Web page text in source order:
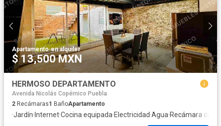
Apartamento·en alquiler
$ 13,500 MXN
HERMOSO DEPARTAMENTO
Avenida Nicolás Copérnico Puebla
2 Recámaras1 BañoApartamento
·Jardín· Internet·Cocina equipada·Electricidad·Agua·Recámara con